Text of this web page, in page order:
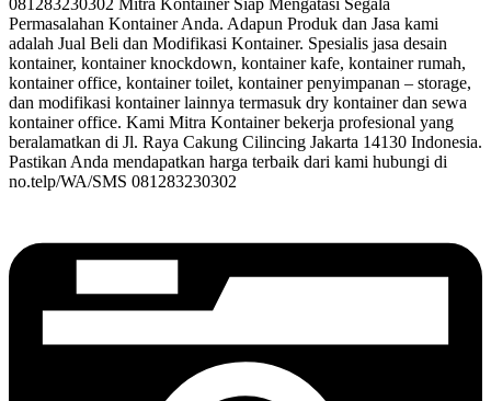
081283230302 Mitra Kontainer Siap Mengatasi Segala
Permasalahan Kontainer Anda. Adapun Produk dan Jasa kami
adalah Jual Beli dan Modifikasi Kontainer. Spesialis jasa desain
kontainer, kontainer knockdown, kontainer kafe, kontainer rumah,
kontainer office, kontainer toilet, kontainer penyimpanan – storage,
dan modifikasi kontainer lainnya termasuk dry kontainer dan sewa
kontainer office. Kami Mitra Kontainer bekerja profesional yang
beralamatkan di Jl. Raya Cakung Cilincing Jakarta 14130 Indonesia.
Pastikan Anda mendapatkan harga terbaik dari kami hubungi di
no.telp/WA/SMS 081283230302